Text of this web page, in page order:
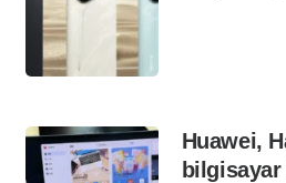
Huawei,